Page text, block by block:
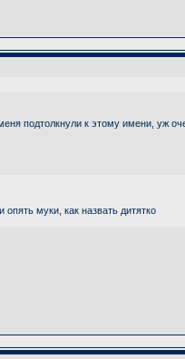
подтолкнули к этому имени, уж
муки, как назвать дитятко